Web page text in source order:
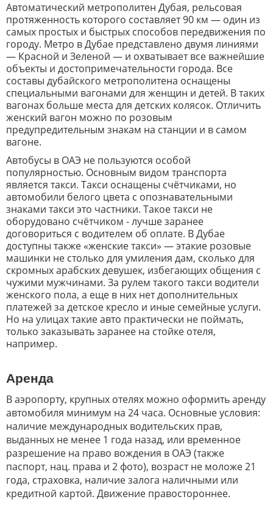
Автоматический метрополитен Дубая, рельсовая
протяженность которого составляет 90 км — один из
самых простых и быстрых способов передвижения по
городу. Метро в Дубае представлено двумя линиями
— Красной и Зеленой ― и охватывает все важнейшие
объекты и достопримечательности города. Все
составы дубайского метрополитена оснащены
специальными вагонами для женщин и детей. В таких
вагонах больше места для детских колясок. Отличить
женский вагон можно по розовым
предупредительным знакам на станции и в самом
вагоне.
Автобусы в ОАЭ не пользуются особой
популярностью. Основным видом транспорта
является такси. Такси оснащены счётчиками, но
автомобили белого цвета с опознавательными
знаками такси это частники. Такое такси не
оборудовано счётчиком - лучше заранее
договориться с водителем об оплате. В Дубае
доступны также «женские такси» — этакие розовые
машинки не столько для умиления дам, сколько для
скромных арабских девушек, избегающих общения с
чужими мужчинами. За рулем такого такси водители
женского пола, а еще в них нет дополнительных
платежей за детское кресло и иные семейные услуги.
Но на улицах такие авто практически не поймать,
только заказывать заранее на стойке отеля,
например.
Аренда
В аэропорту, крупных отелях можно оформить аренду
автомобиля минимум на 24 часа. Основные условия:
наличие международных водительских прав,
выданных не менее 1 года назад, или временное
разрешение на право вождения в ОАЭ (также
паспорт, нац. права и 2 фото), возраст не моложе 21
года, страховка, наличие залога наличными или
кредитной картой. Движение правостороннее.